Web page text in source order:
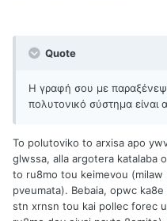
Quote
Η γραφή σου με
πολυτονικό σύστημα είναι
To polutoviko to arxisa apo
glwssa, alla argotera katalaba
to ru8mo tou keimevou
pveumata). Bebaia, opwc
stn xrnsn tou kai pollec forec